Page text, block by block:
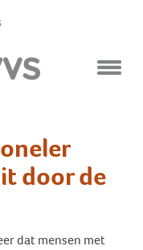
door de
dat mensen met